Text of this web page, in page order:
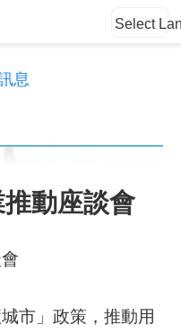
Select
息
動座談會
市」政策，推動用